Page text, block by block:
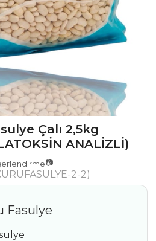
Çalı 2,5kg
ANALİZLİ)
📷
2-2)
Fasulye